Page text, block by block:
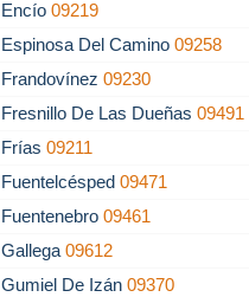
Encío09219
Espinosa Del Camino09258
Frandovínez09230
Fresnillo De Las Dueñas09491
Frías09211
Fuentelcésped09471
Fuentenebro09461
Gallega09612
Gumiel De Izán09370